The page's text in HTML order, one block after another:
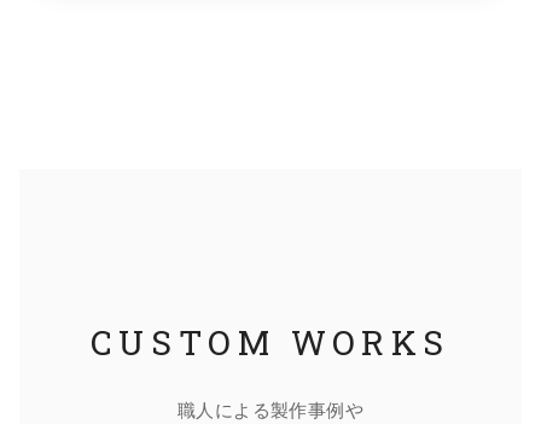
CUSTOM WORKS
職人による製作事例や